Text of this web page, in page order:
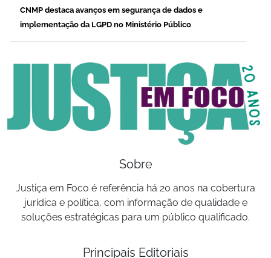
CNMP destaca avanços em segurança de dados e
implementação da LGPD no Ministério Público
Sobre
Justiça em Foco é referência há 20 anos na cobertura
jurídica e política, com informação de qualidade e
soluções estratégicas para um público qualificado.
Principais Editoriais